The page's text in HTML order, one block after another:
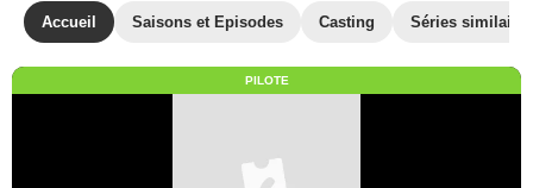
Accueil Saisons et Episodes Casting Séries similaires
PILOTE